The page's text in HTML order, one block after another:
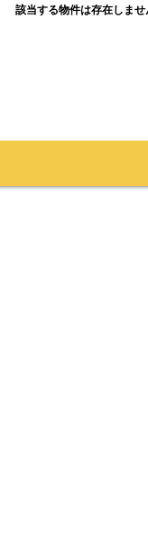
該当する物件は存在しま